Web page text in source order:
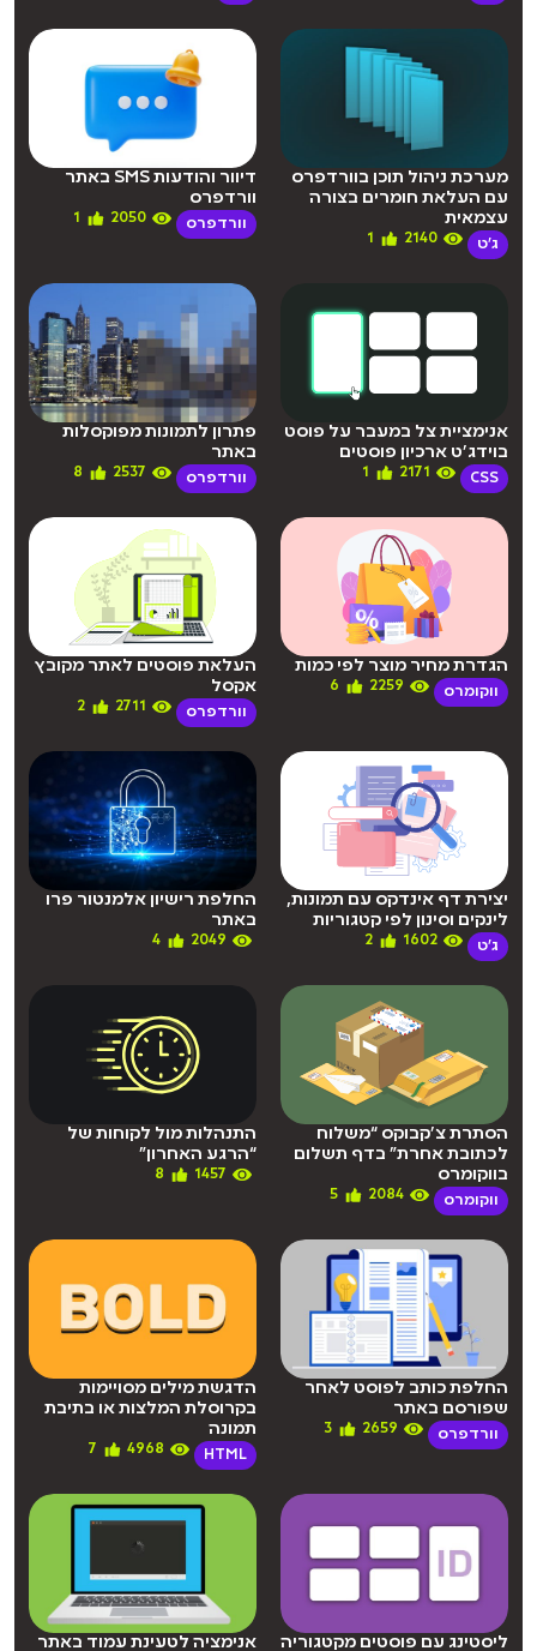
מערכת ניהול תוכן בוורדפרס
עם העלאת חומרים בצורה
עצמאית
ג'ט 2140
1
דיוור והודעות SMS באתר
וורדפרס
וורדפרס 2050
1
אנימציית צל במעבר על פוסט
בוידג’ט ארכיון פוסטים
CSS
2171
1
פתרון לתמונות מפוקסלות
באתר
וורדפרס 2537
8
הגדרת מחיר מוצר לפי כמות
ווקומרס 2259
6
העלאת פוסטים לאתר מקובץ
אקסל
וורדפרס 2711
2
יצירת דף אינדקס עם תמונות,
לינקים וסינון לפי קטגוריות
ג'ט 1602
2
החלפת רישיון אלמנטור פרו
באתר
2049
4
הסתרת צ’קבוקס “משלוח
לכתובת אחרת” בדף תשלום
בווקומרס
ווקומרס 2084
5
התנהלות מול לקוחות של
“הרגע האחרון”
1457
8
החלפת כותב לפוסט לאחר
שפורסם באתר
וורדפרס 2659
3
הדגשת מילים מסויימות
בקרוסלת המלצות או בתיבת
תמונה
HTML
4968
7
ליסטינג עם פוסטים מקטגוריה אנימציה לטעינת עמוד באתר